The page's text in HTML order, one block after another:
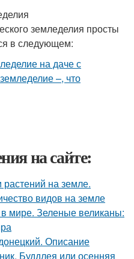
земледелия просты
в следующем:
на сайте:
на земле.
видов на земле
мире. Зеленые великаны:
Описание
Буддлея или осенняя